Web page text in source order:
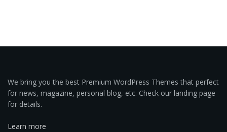
We bring you the best Premium WordPress Themes that perfect
for news, magazine, personal blog, etc. Check our landing page
for details.
Learn more